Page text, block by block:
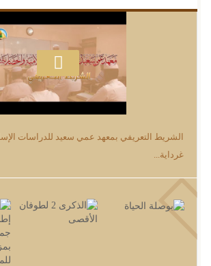
الشريط التعريفي بمعهد عمي سعيد للدراسات
غرداية...